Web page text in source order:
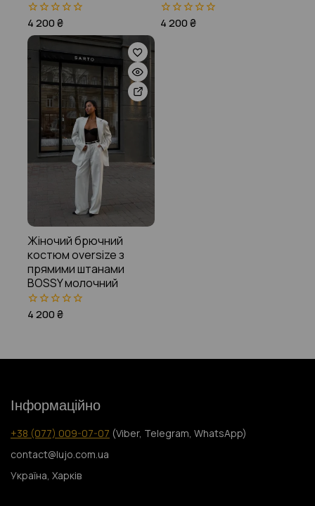
0
з
5
4 200₴
0
4 200₴
Жіночий брючний
костюм oversize з
прямими штанами
BOSSY молочний
0
4 200₴
Інформаційно
+38 (077) 009-07-07 (Viber, Telegram, WhatsApp)
contact@lujo.com.ua
Україна, Харків